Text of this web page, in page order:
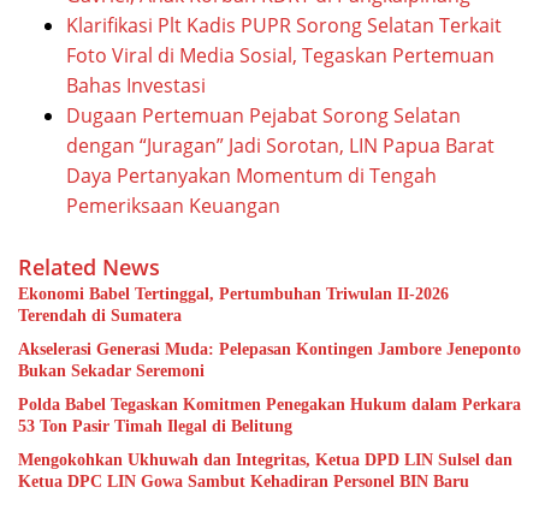
Klarifikasi Plt Kadis PUPR Sorong Selatan Terkait
Foto Viral di Media Sosial, Tegaskan Pertemuan
Bahas Investasi
Dugaan Pertemuan Pejabat Sorong Selatan
dengan “Juragan” Jadi Sorotan, LIN Papua Barat
Daya Pertanyakan Momentum di Tengah
Pemeriksaan Keuangan
Related News
Ekonomi Babel Tertinggal, Pertumbuhan Triwulan II-2026
Terendah di Sumatera
Akselerasi Generasi Muda: Pelepasan Kontingen Jambore Jeneponto
Bukan Sekadar Seremoni
Polda Babel Tegaskan Komitmen Penegakan Hukum dalam Perkara
53 Ton Pasir Timah Ilegal di Belitung
Mengokohkan Ukhuwah dan Integritas, Ketua DPD LIN Sulsel dan
Ketua DPC LIN Gowa Sambut Kehadiran Personel BIN Baru